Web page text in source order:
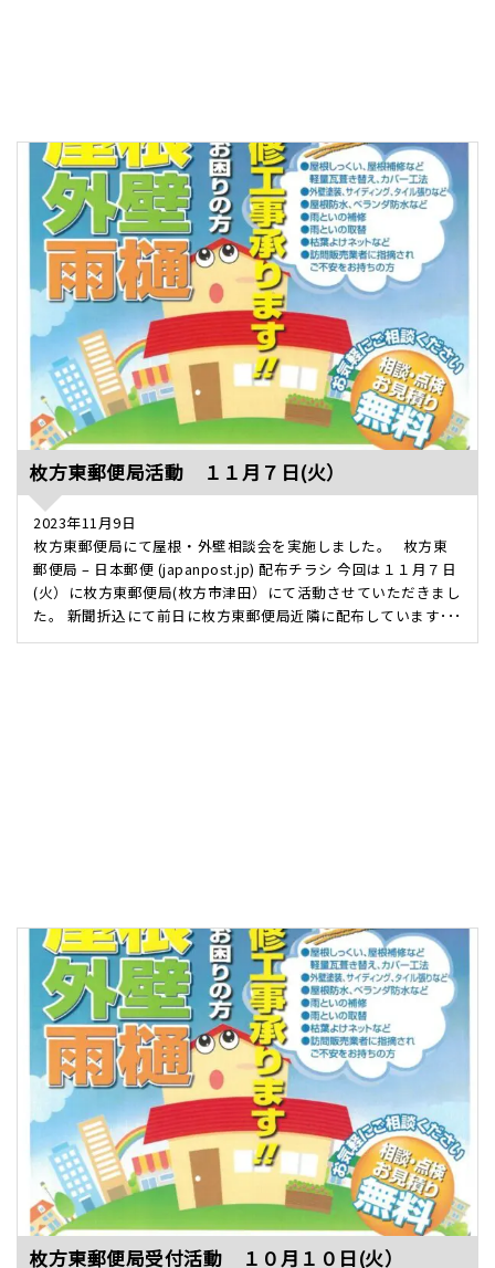
枚方東郵便局活動 １１月７日(火）
2023年11月9日
枚方東郵便局にて屋根・外壁相談会を実施しました。 枚方東
郵便局 – 日本郵便 (japanpost.jp) 配布チラシ 今回は１１月７日
(火）に枚方東郵便局(枚方市津田）にて活動させていただきまし
た。 新聞折込にて前日に枚方東郵便局近隣に配布しています･･･
枚方東郵便局受付活動 １０月１０日(火）